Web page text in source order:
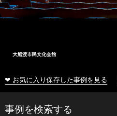
大船渡市民文化会館
❤ お気に入り保存した事例を見る
事例を検索する